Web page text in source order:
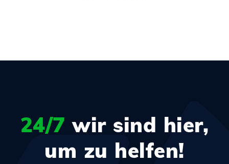
24/7 wir sind hier,
um zu helfen!